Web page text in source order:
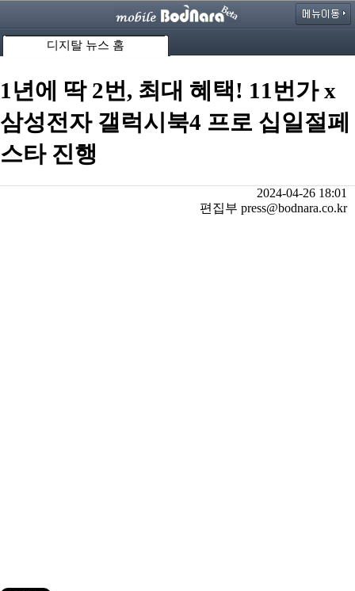
디지탈 뉴스 홈
1년에 딱 2번, 최대 혜택! 11번가 x
삼성전자 갤럭시북4 프로 십일절페
스타 진행
2024-04-26 18:01
편집부 press@bodnara.co.kr